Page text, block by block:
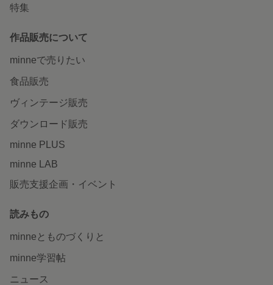
特集
作品販売について
minneで売りたい
食品販売
ヴィンテージ販売
ダウンロード販売
minne PLUS
minne LAB
販売支援企画・イベント
読みもの
minneとものづくりと
minne学習帖
ニュース